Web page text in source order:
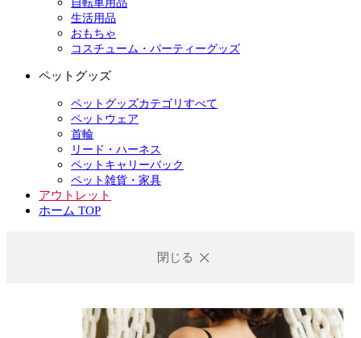
自転車用品
生活用品
おもちゃ
コスチューム・パーティーグッズ
ペットグッズ
ペットグッズカテゴリすべて
ペットウェア
首輪
リード・ハーネス
ペットキャリーバック
ペット雑貨・家具
アウトレット
ホーム TOP
閉じる